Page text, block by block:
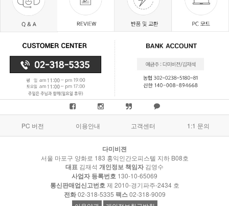
PC 버전 이용안내 고객센터 1:1 문의
다미비젼
서울 마포구 양화로 183 홍익인간오피스텔 지하 B08호
대표 김재석 개인정보 책임자 김영수
사업자 등록번호 130-10-65069
통신판매업신고번호 제 2010-경기파주-2434 호
전화02-318-5335 팩스02-318-9009